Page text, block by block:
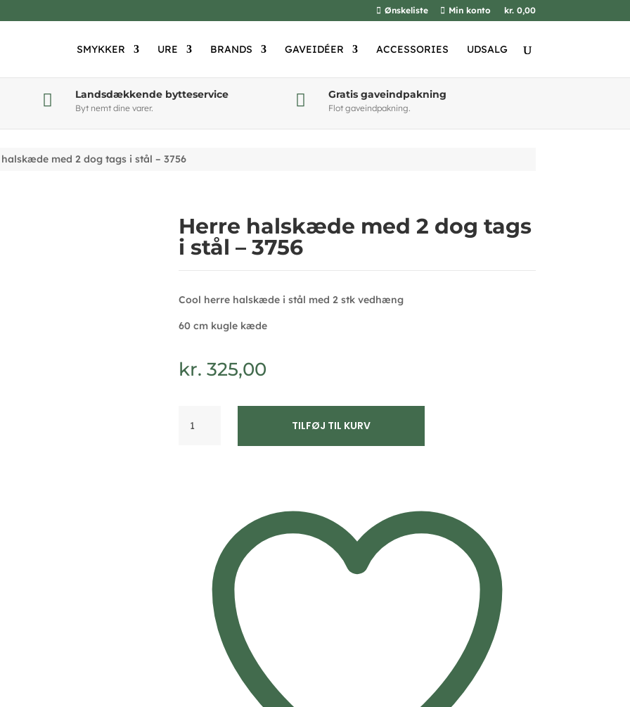
Ønskeliste Min konto kr. 0,00
SMYKKER URE BRANDS GAVEIDÉER ACCESSORIES UDSALG
 Landsdækkende bytteservice
Byt nemt dine varer.  Gratis gaveindpakning
Flot gaveindpakning.
med 2 dog tags i stål – 3756
Herre halskæde med 2 dog tags
i stål – 3756
Cool herre halskæde i stål med 2 stk vedhæng
60 cm kugle kæde
kr. 325,00
halskæde
TILFØJ TIL KURV